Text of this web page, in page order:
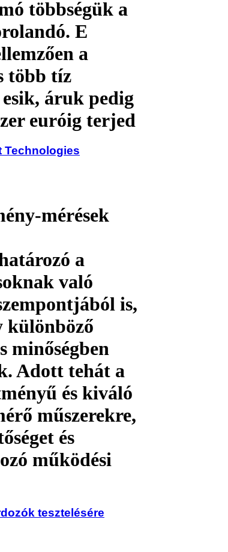
többségük a
E
a
több tíz
áruk pedig
euróig terjed
Technologies
mérések
a
való
is,
különböző
minőségben
Adott tehát a
és kiváló
műszerekre,
és
működési
tesztelésére